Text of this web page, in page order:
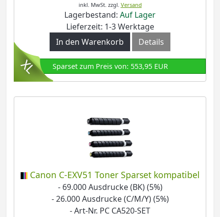
inkl. MwSt. zzgl. Versand
Lagerbestand: Auf Lager
Lieferzeit: 1-3 Werktage
In den Warenkorb
Details
Sparset zum Preis von: 553,95 EUR
Canon C-EXV51 Toner Sparset kompatibel
- 69.000 Ausdrucke (BK) (5%)
- 26.000 Ausdrucke (C/M/Y) (5%)
- Art-Nr. PC CA520-SET